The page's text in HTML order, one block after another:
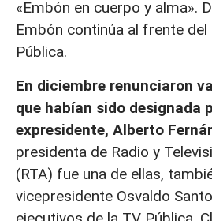
«Embón en cuerpo y alma».
Embón continúa al frente
Pública.
En diciembre renunciaron
que habían sido designada
expresidente, Alberto
presidenta de Radio y
(RTA) fue una de ellas,
vicepresidente Osvaldo